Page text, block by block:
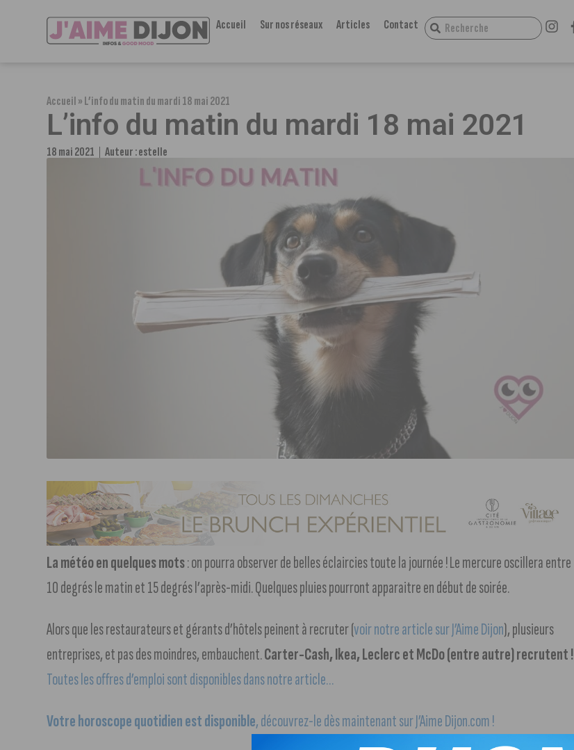
Accueil Sur nos réseaux Articles Contact
Accueil»L’info du matin du mardi 18 mai 2021
L’info du matin du mardi 18 mai 2021
18 mai 2021 Auteur :estelle
La météo en quelques mots: on pourra observer de belles éclaircies toute la journée ! Le mercure oscillera entre
10 degrés le matin et 15 degrés l’après-midi. Quelques pluies pourront apparaitre en début de soirée.
Alors que les restaurateurs et gérants d’hôtels peinent à recruter (voir notre article sur J’Aime Dijon), plusieurs
entreprises, et pas des moindres, embauchent.Carter-Cash, Ikea, Leclerc et McDo (entre autre) recrutent !
Toutes les offres d’emploi sont disponibles dans notre article…
Votre horoscope quotidien est disponible, découvrez-le dès maintenant sur J’Aime Dijon.com !